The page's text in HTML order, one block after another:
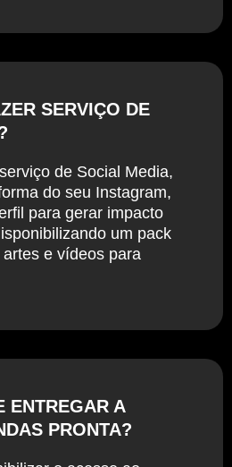
SERVIÇO DE
de Social Media,
do seu Instagram,
para gerar impacto
um pack
e vídeos para
ENTREGAR A
PRONTA?